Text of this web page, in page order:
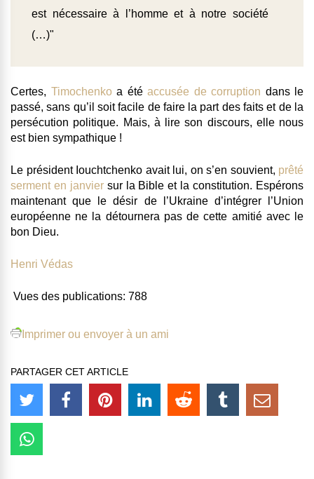
est nécessaire à l’homme et à notre société
(…)"
Certes, Timochenkoa été accusée de corruption dans le
passé, sans qu’il soit facile de faire la part des faits et de la
persécution politique. Mais, à lire son discours, elle nous
est bien sympathique !
Le président Iouchtchenko avait lui, on s’en souvient, prêté
serment en janviersur la Bible et la constitution. Espérons
maintenant que le désir de l’Ukraine d’intégrer l’Union
européenne ne la détournera pas de cette amitié avec le
bon Dieu.
Henri Védas
Vues des publications: 788
Imprimer ou envoyer à un ami
PARTAGER CET ARTICLE